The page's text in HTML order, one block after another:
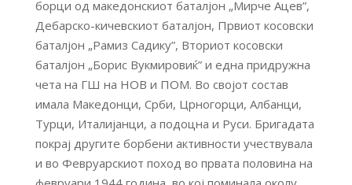
борци од македонскиот баталјон „Мирче Ацев”,
Дебарско-кичевскиот баталјон, Првиот косовски
баталјон „Рамиз Садику”, Вториот косовски
баталјон „Борис Вукмировиќ” и една придружна
чета на ГШ на НОВ и ПОМ. Во својот состав
имала Македонци, Срби, Црногорци, Албанци,
Турци, Италијанци, а подоцна и Руси. Бригадата
покрај другите борбени активности учествувала
и во Февруарскиот поход во првата половина на